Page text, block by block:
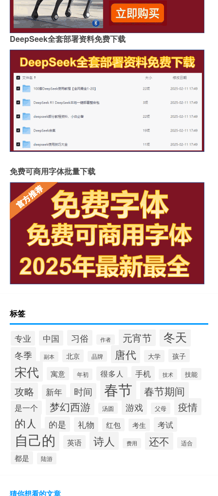
DeepSeek全套部署资料免费下载
免费可商用字体批量下载
标签
专业 中国 习俗 作者 元宵节 冬天
冬季 副本 北京 品牌 唐代 大学 孩子
宋代 寓意 年初 很多人 手机 技术 技能
攻略 新年 时间 春节 春节期间
是一个 梦幻西游 汤圆 游戏 父母 疫情
的人 的是 礼物 红包 考生 考试
自己的 英语 诗人 费用 还不 适合
都是 陆游
猜你想看的文章